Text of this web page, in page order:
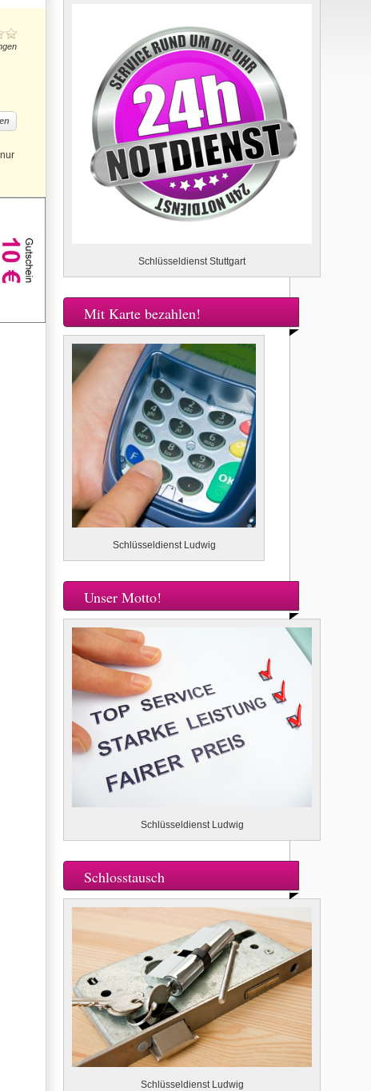
Schlüsseldienst Stuttgart
Mit Karte bezahlen!
Schlüsseldienst Ludwig
Unser Motto!
Schlüsseldienst Ludwig
Schlosstausch
Schlüsseldienst Ludwig